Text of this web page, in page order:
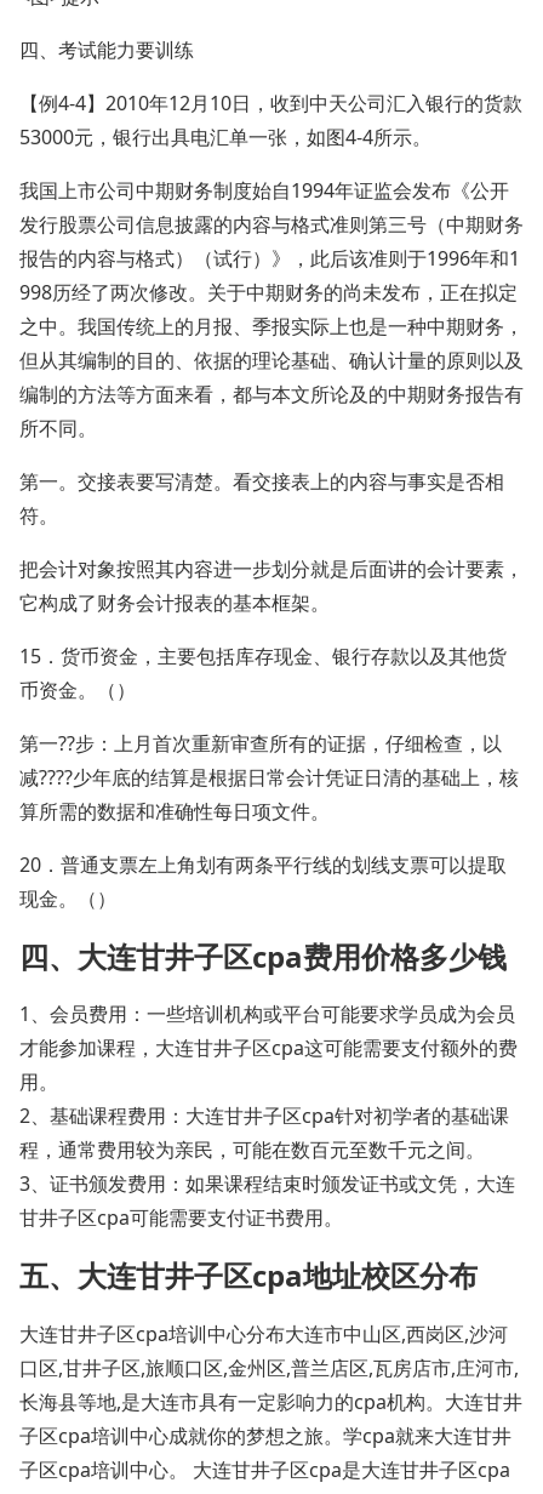
四、考试能力要训练
【例4-4】2010年12月10日，收到中天公司汇入银行的货款
53000元，银行出具电汇单一张，如图4-4所示。
我国上市公司中期财务制度始自1994年证监会发布《公开
发行股票公司信息披露的内容与格式准则第三号（中期财务
报告的内容与格式）（试行）》，此后该准则于1996年和1
998历经了两次修改。关于中期财务的尚未发布，正在拟定
之中。我国传统上的月报、季报实际上也是一种中期财务，
但从其编制的目的、依据的理论基础、确认计量的原则以及
编制的方法等方面来看，都与本文所论及的中期财务报告有
所不同。
第一。交接表要写清楚。看交接表上的内容与事实是否相
符。
把会计对象按照其内容进一步划分就是后面讲的会计要素，
它构成了财务会计报表的基本框架。
15．货币资金，主要包括库存现金、银行存款以及其他货
币资金。（）
第一??步：上月首次重新审查所有的证据，仔细检查，以
减????少年底的结算是根据日常会计凭证日清的基础上，核
算所需的数据和准确性每日项文件。
20．普通支票左上角划有两条平行线的划线支票可以提取
现金。（）
四、大连甘井子区cpa费用价格多少钱
1、会员费用：一些培训机构或平台可能要求学员成为会员
才能参加课程，大连甘井子区cpa这可能需要支付额外的费
用。
2、基础课程费用：大连甘井子区cpa针对初学者的基础课
程，通常费用较为亲民，可能在数百元至数千元之间。
3、证书颁发费用：如果课程结束时颁发证书或文凭，大连
甘井子区cpa可能需要支付证书费用。
五、大连甘井子区cpa地址校区分布
大连甘井子区cpa培训中心分布大连市中山区,西岗区,沙河
口区,甘井子区,旅顺口区,金州区,普兰店区,瓦房店市,庄河市,
长海县等地,是大连市具有一定影响力的cpa机构。大连甘井
子区cpa培训中心成就你的梦想之旅。学cpa就来大连甘井
子区cpa培训中心。 大连甘井子区cpa是大连甘井子区cpa